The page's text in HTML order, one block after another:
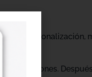
de personalización,